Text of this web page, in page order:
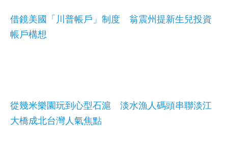
借鏡美國「川普帳戶」制度 翁震州提新生兒投資
帳戶構想
從幾米樂園玩到心型石滬 淡水漁人碼頭串聯淡江
大橋成北台灣人氣焦點